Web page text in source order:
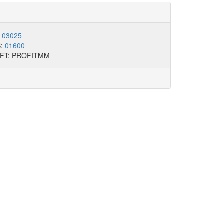
03025
01600
PROFITMM